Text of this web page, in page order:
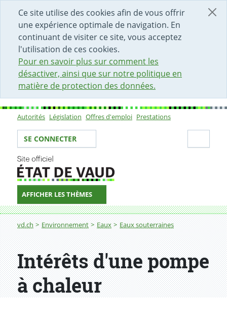
Ce site utilise des cookies afin de vous offrir
une expérience optimale de navigation. En
continuant de visiter ce site, vous acceptez
l'utilisation de ces cookies.
Pour en savoir plus sur comment les
désactiver, ainsi que sur notre politique en
matière de protection des données.
DÉBUT DU CONTENU DE LA PAGE
ACCÈS AU CHAMP DE RECHERCHE
PAGE D'ACCUEIL
FORMULAIRE DE CONTACT
Sous-navigation
Autorités Législation Offres d'emploi Prestations
Votre identité
SE CONNECTER
AFFICHER LES THÈMES
Fil d'Ariane
vd.ch Environnement Eaux Eaux souterraines
Intérêts d'une pompe à chaleur
Intérêts d'une pompe
à chaleur